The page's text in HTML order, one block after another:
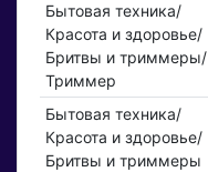
Бытовая техника/
Красота и здоровье/
Бритвы и триммеры/
Триммер
Бытовая техника/
Красота и здоровье/
Бритвы и триммеры